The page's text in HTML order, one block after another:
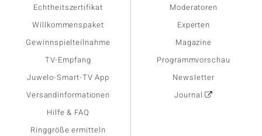
Echtheitszertifikat
Willkommenspaket
Gewinnspielteilnahme
TV-Empfang
Juwelo-Smart-TV App
Versandinformationen
Hilfe & FAQ
Ringgröße ermitteln
Moderatoren
Experten
Magazine
Programmvorschau
Newsletter
Journal